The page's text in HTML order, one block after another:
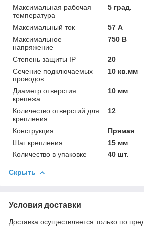
Максимальная рабочая
температура
5 град.
Максимальный ток
57 А
Максимальное
напряжение
750 В
Степень защиты IP
20
Сечение подключаемых
проводов
10 кв.мм
Диаметр отверстия
крепежа
10 мм
Количество отверстий для
крепления
12
Конструкция
Прямая
Шаг крепления
15 мм
Количество в упаковке
40 шт.
Скрыть
Условия доставки
Доставка осуществляется только по